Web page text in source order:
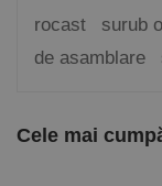
rocast
surub
de asamblare
Cele mai